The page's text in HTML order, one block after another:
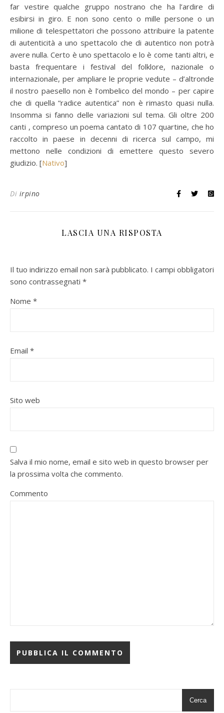
far vestire qualche gruppo nostrano che ha l’ardire di
esibirsi in giro. E non sono cento o mille persone o un
milione di telespettatori che possono attribuire la patente
di autenticità a uno spettacolo che di autentico non potrà
avere nulla. Certo è uno spettacolo e lo è come tanti altri, e
basta frequentare i festival del folklore, nazionale o
internazionale, per ampliare le proprie vedute – d’altronde
il nostro paesello non è l’ombelico del mondo – per capire
che di quella “radice autentica” non è rimasto quasi nulla.
Insomma si fanno delle variazioni sul tema. Gli oltre 200
canti , compreso un poema cantato di 107 quartine, che ho
raccolto in paese in decenni di ricerca sul campo, mi
mettono nelle condizioni di emettere questo severo
giudizio. [Nativo]
Di irpino
LASCIA UNA RISPOSTA
Il tuo indirizzo email non sarà pubblicato. I campi obbligatori
sono contrassegnati *
Nome *
Email *
Sito web
Salva il mio nome, email e sito web in questo browser per
la prossima volta che commento.
Commento
Cerca